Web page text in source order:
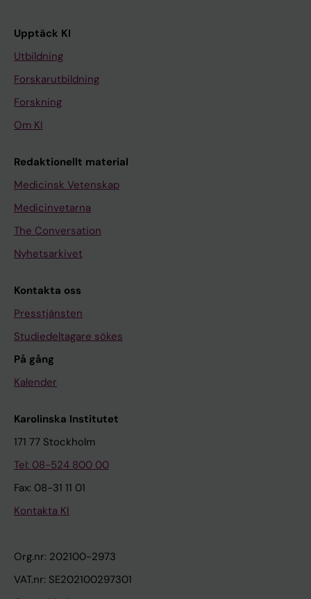
Upptäck KI
Utbildning
Forskarutbildning
Forskning
Om KI
Redaktionellt material
Medicinsk Vetenskap
Medicinvetarna
The Conversation
Nyhetsarkivet
Kontakta oss
Presstjänsten
Studiedeltagare sökes
På gång
Kalender
Karolinska Institutet
171 77 Stockholm
Tel: 08-524 800 00
Fax: 08-31 11 01
Kontakta KI
Org.nr: 202100-2973
VAT.nr: SE202100297301